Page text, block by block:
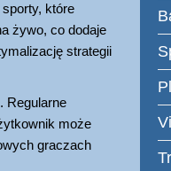
które
żywo, co dodaje
strategii
Regularne
może
graczach